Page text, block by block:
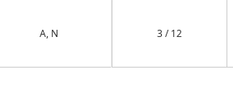
A, N 3 / 12